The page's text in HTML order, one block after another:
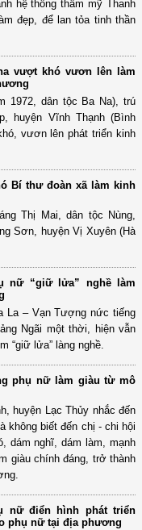
hệ thống thẩm mỹ Thanh
đẹp, để lan tỏa tinh thần
vượt khó vươn lên làm
1972, dân tộc Ba Na), trú
huyện Vĩnh Thạnh (Bình
vươn lên phát triển kinh
Bí thư đoàn xã làm kinh
Thị Mai, dân tộc Nùng,
Sơn, huyện Vị Xuyên (Hà
nữ “giữ lửa” nghề làm
La – Vạn Tượng nức tiếng
Ngãi một thời, hiện vẫn
“giữ lửa” làng nghề.
phụ nữ làm giàu từ mô
huyện Lạc Thủy nhắc đến
không biết đến chị - chi hội
dám nghĩ, dám làm, mạnh
giàu chính đáng, trở thành
nữ điển hình phát triển
phụ nữ tại địa phương